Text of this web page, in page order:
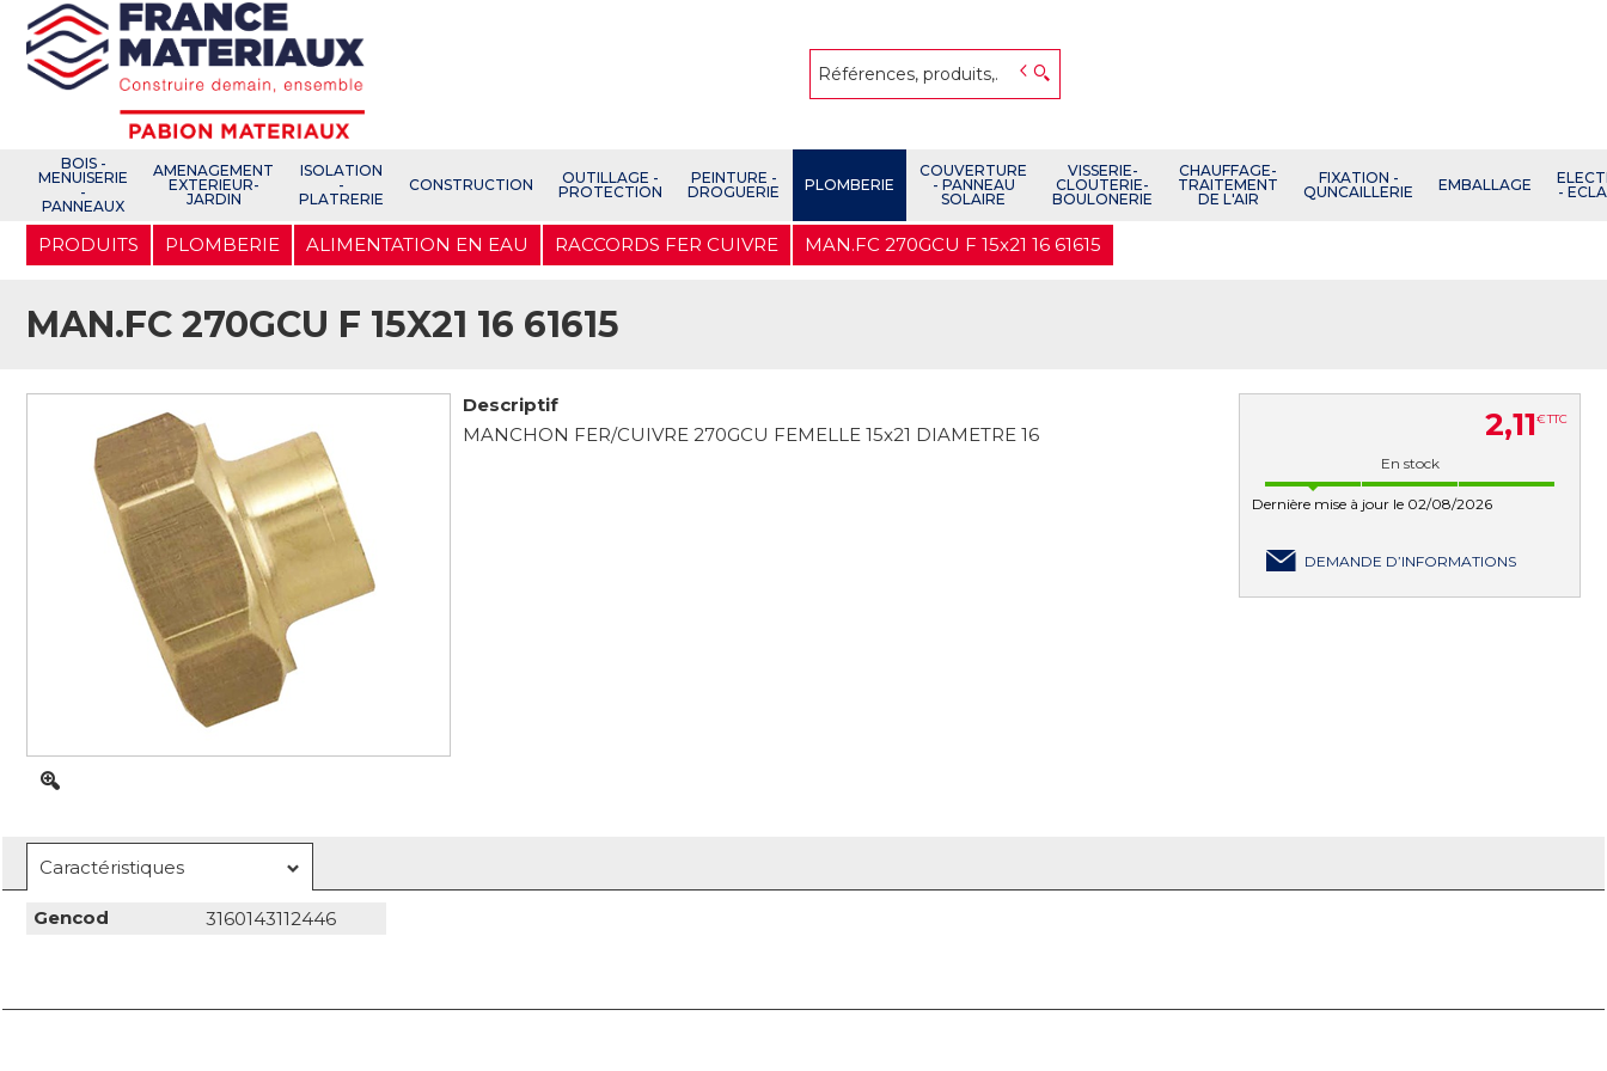
Aller
contenu
BOIS -
MENUISERIE
-
PANNEAUX
AMENAGEMENT
EXTERIEUR-
JARDIN
ISOLATION
-
PLATRERIE
CONSTRUCTION
OUTILLAGE -
PROTECTION
PEINTURE -
DROGUERIE
PLOMBERIE
COUVERTURE
- PANNEAU
SOLAIRE
VISSERIE-
CLOUTERIE-
BOULONERIE
CHAUFFAGE-
TRAITEMENT
DE L'AIR
FIXATION -
QUNCAILLERIE
EMBALLAGE
-
PRODUITS PLOMBERIE ALIMENTATION EN EAU RACCORDS FER CUIVRE MAN.FC 270GCU F 15x21 16 61615
MAN.FC 270GCU F 15X21 16 61615
Descriptif
MANCHON FER/CUIVRE 270GCU FEMELLE 15x21 DIAMETRE 16
2,11€TTC
En stock
Dernière mise à jour le 02/08/2026
DEMANDE D’INFORMATIONS
Caractéristiques
Gencod 3160143112446